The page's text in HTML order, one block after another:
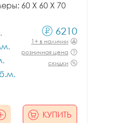
60 X 60 X 70
6210
1+ в наличии
розничная цена
скидки
КУПИТЬ